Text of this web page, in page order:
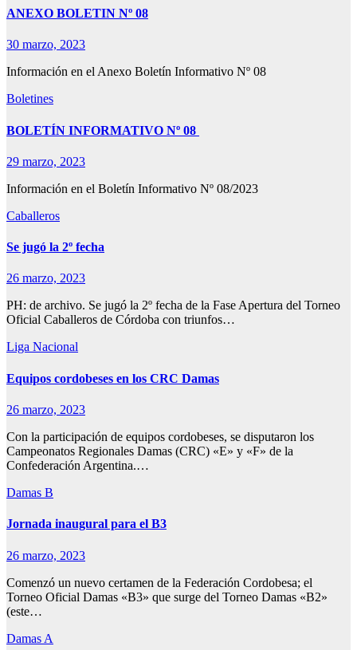
ANEXO BOLETIN Nº 08
30 marzo, 2023
Información en el Anexo Boletín Informativo Nº 08
Boletines
BOLETÍN INFORMATIVO Nº 08
29 marzo, 2023
Información en el Boletín Informativo Nº 08/2023
Caballeros
Se jugó la 2º fecha
26 marzo, 2023
PH: de archivo. Se jugó la 2º fecha de la Fase Apertura del Torneo
Oficial Caballeros de Córdoba con triunfos…
Liga Nacional
Equipos cordobeses en los CRC Damas
26 marzo, 2023
Con la participación de equipos cordobeses, se disputaron los
Campeonatos Regionales Damas (CRC) «E» y «F» de la
Confederación Argentina.…
Damas B
Jornada inaugural para el B3
26 marzo, 2023
Comenzó un nuevo certamen de la Federación Cordobesa; el
Torneo Oficial Damas «B3» que surge del Torneo Damas «B2»
(este…
Damas A